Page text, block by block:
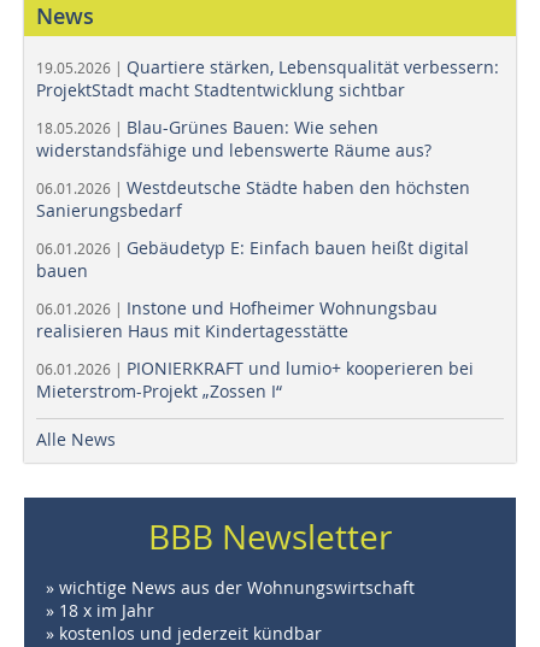
News
19.05.2026 | Quartiere stärken, Lebensqualität verbessern:
ProjektStadt macht Stadtentwicklung sichtbar
18.05.2026 | Blau-Grünes Bauen: Wie sehen
widerstandsfähige und lebenswerte Räume aus?
06.01.2026 | Westdeutsche Städte haben den höchsten
Sanierungsbedarf
06.01.2026 | Gebäudetyp E: Einfach bauen heißt digital
bauen
06.01.2026 | Instone und Hofheimer Wohnungsbau
realisieren Haus mit Kindertagesstätte
06.01.2026 | PIONIERKRAFT und lumio+ kooperieren bei
Mieterstrom-Projekt „Zossen I“
Alle News
BBB Newsletter
» wichtige News aus der Wohnungswirtschaft
» 18 x im Jahr
» kostenlos und jederzeit kündbar